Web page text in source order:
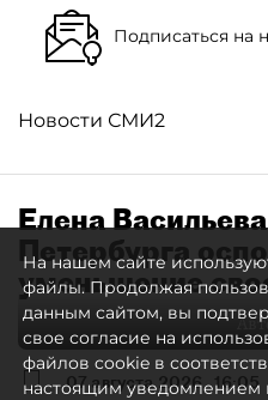
Подписаться на
Новости СМИ2
Елена
Петербурга
уменьшение
07 августа 2026 16:05
На нашем сайте
файлы. Продолжая
данным сайтом, вы
свое согласие на
файлов cookie в
настоящим уведомлением